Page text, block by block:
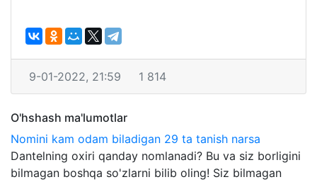
9-01-2022, 21:59 1 814
O'hshash ma'lumotlar
Nomini kam odam biladigan 29 ta tanish narsa
Dantelning oxiri qanday nomlanadi? Bu va siz borligini
bilmagan boshqa so'zlarni bilib oling! Siz bilmagan